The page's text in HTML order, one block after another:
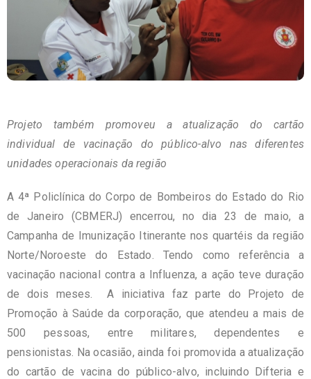
Projeto também promoveu a atualização do cartão
individual de vacinação do público-alvo nas diferentes
unidades operacionais da região
A 4ª Policlínica do Corpo de Bombeiros do Estado do Rio
de Janeiro (CBMERJ) encerrou, no dia 23 de maio, a
Campanha de Imunização Itinerante nos quartéis da região
Norte/Noroeste do Estado. Tendo como referência a
vacinação nacional contra a Influenza, a ação teve duração
de dois meses. A iniciativa faz parte do Projeto de
Promoção à Saúde da corporação, que atendeu a mais de
500 pessoas, entre militares, dependentes e
pensionistas. Na ocasião, ainda foi promovida a atualização
do cartão de vacina do público-alvo, incluindo Difteria e